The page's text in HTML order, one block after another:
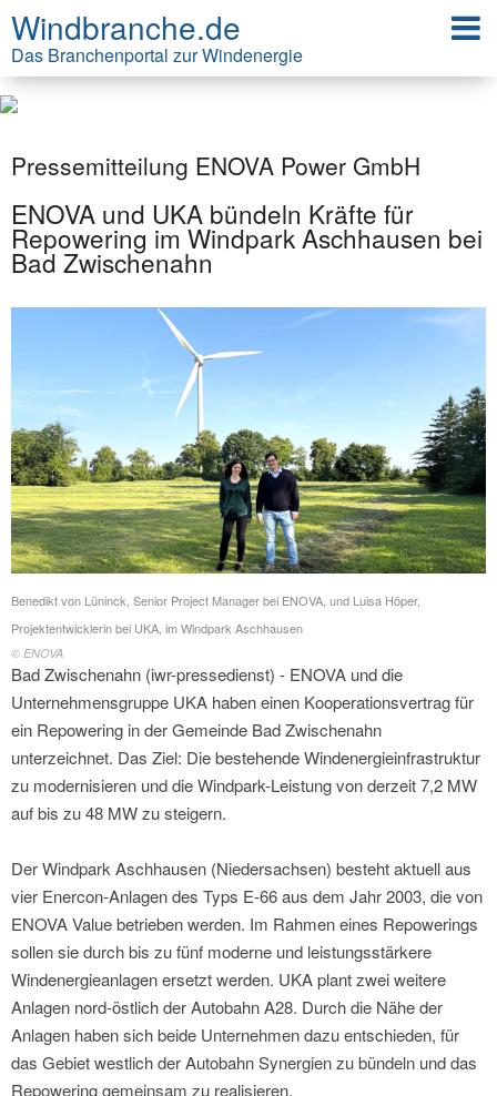
Windbranche.de
Das Branchenportal zur Windenergie
Pressemitteilung ENOVA Power GmbH
ENOVA und UKA bündeln Kräfte für
Repowering im Windpark Aschhausen bei
Bad Zwischenahn
Benedikt von Lüninck, Senior Project Manager bei ENOVA, und Luisa Höper,
Projektentwicklerin bei UKA, im Windpark Aschhausen
© ENOVA
Bad Zwischenahn (iwr-pressedienst) - ENOVA und die
Unternehmensgruppe UKA haben einen Kooperationsvertrag für
ein Repowering in der Gemeinde Bad Zwischenahn
unterzeichnet. Das Ziel: Die bestehende Windenergieinfrastruktur
zu modernisieren und die Windpark-Leistung von derzeit 7,2 MW
auf bis zu 48 MW zu steigern.
Der Windpark Aschhausen (Niedersachsen) besteht aktuell aus
vier Enercon-Anlagen des Typs E-66 aus dem Jahr 2003, die von
ENOVA Value betrieben werden. Im Rahmen eines Repowerings
sollen sie durch bis zu fünf moderne und leistungsstärkere
Windenergieanlagen ersetzt werden. UKA plant zwei weitere
Anlagen nord-östlich der Autobahn A28. Durch die Nähe der
Anlagen haben sich beide Unternehmen dazu entschieden, für
das Gebiet westlich der Autobahn Synergien zu bündeln und das
Repowering gemeinsam zu realisieren.